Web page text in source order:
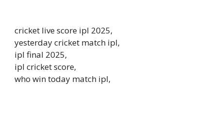
cricket live score ipl 2025,
yesterday cricket match ipl,
ipl final 2025,
ipl cricket score,
who win today match ipl,